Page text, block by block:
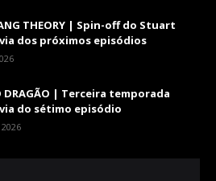
THEORY | Spin-off do Stuart
dos próximos episódios
DRAGÃO | Terceira temporada
do sétimo episódio